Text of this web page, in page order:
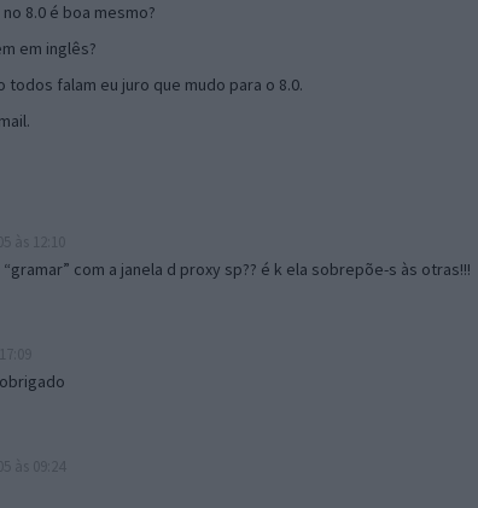
8.0 é boa mesmo?
em inglês?
falam eu juro que mudo para o 8.0.
com a janela d proxy sp?? é k ela sobrepõe-s às otras!!!